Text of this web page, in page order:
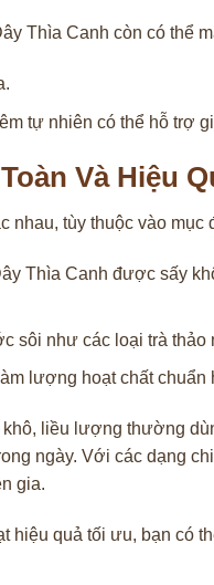
Thìa Canh còn có thể
tự nhiên có thể hỗ trợ
Và Hiệu
tùy thuộc vào
Thìa Canh được sấy
sôi như các loại trà thảo
lượng hoạt chất
liều lượng thường
ngày. Với các dạng
gia.
hiệu quả tối ưu, bạn có